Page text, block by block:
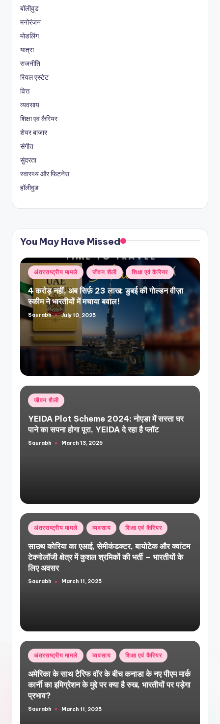
बॉलीवुड
मनोरंजन
मोडलिंग
यात्रा
राजनीति
रियल एस्टेट
वित्त
व्यवसाय
शिक्षा एवं कैरियर
शेयर बाजार
संगीत
सुंदरता
स्वास्थ्य और फिटनेस
हॉलीवुड
You May Have Missed
Posted
in
अंतरराष्ट्रीय मामले जीवन शैली शिक्षा एवं कैरियर
4 करोड़ नहीं, अब सिर्फ़ 23 लाख: डुबई की गोल्डन वीज़ा
स्कीम ने भारतीयों में मचाया बवाल!
Posted
Saurabh July 10, 2025
Posted
in
जीवन शैली
YEIDA Plot Scheme 2024: नोएडा में सस्ता घर
पाने का सपना होगा पूरा, YEIDA दे रहा है प्लॉट
Posted
Saurabh March 13, 2025
Posted
in
अंतरराष्ट्रीय मामले व्यवसाय शिक्षा एवं कैरियर
साउथ कोरिया का एआई, सेमीकंडक्टर, बायोटेक और क्वांटम
टेक्नोलॉजी क्षेत्र में कुशल श्रमिकों की भर्ती – भारतीयों के
लिए अवसर
Posted
Saurabh March 11, 2025
Posted
in
अंतरराष्ट्रीय मामले व्यवसाय शिक्षा एवं कैरियर
अमेरिका के साथ टैरिफ वॉर के बीच कनाडा के नए पीएम मार्क
कार्नी का इमिग्रेशन के मुद्दे पर क्या है रुख, भारतीयों पर पड़ेगा
प्रभाव?
Posted
Saurabh March 11, 2025